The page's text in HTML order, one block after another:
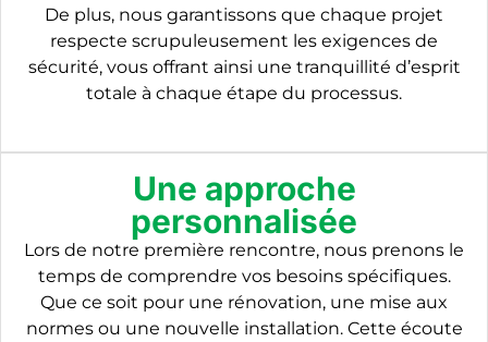
De plus, nous garantissons que chaque projet
respecte scrupuleusement les exigences de
sécurité, vous offrant ainsi une tranquillité d’esprit
totale à chaque étape du processus.
Une approche
personnalisée
Lors de notre première rencontre, nous prenons le
temps de comprendre vos besoins spécifiques.
Que ce soit pour une rénovation, une mise aux
normes ou une nouvelle installation. Cette écoute